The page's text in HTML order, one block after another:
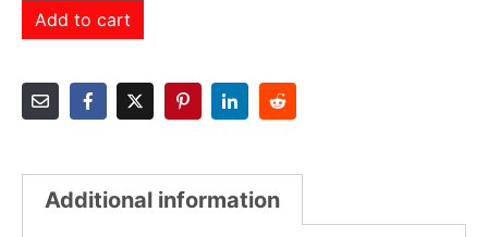
Add to cart
Additional information